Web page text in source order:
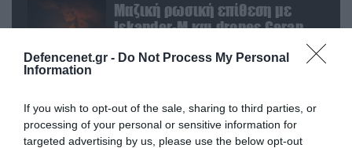
Defencenet.gr - Do Not Process My Personal
Information
If you wish to opt-out of the sale, sharing to third parties, or
processing of your personal or sensitive information for
targeted advertising by us, please use the below opt-out
Μαζική ρωσική επίθεση με
Iskander-M και drones Geran
στην Ουκρανία: Στο στόχαστρο το
εργοστάσιο των Flamingo
«Ελπίδα για τη Δημοκρατία»:
Καταγγελίες για «σπίλωση» από
πρώην στέλεχος του κόμματος